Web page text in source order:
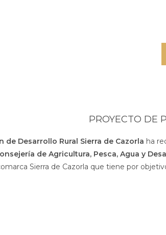
PROYECTO DE
de Desarrollo Rural Sierra de Cazorla ha
de Agricultura, Pesca, Agua y
Sierra de Cazorla que tiene por